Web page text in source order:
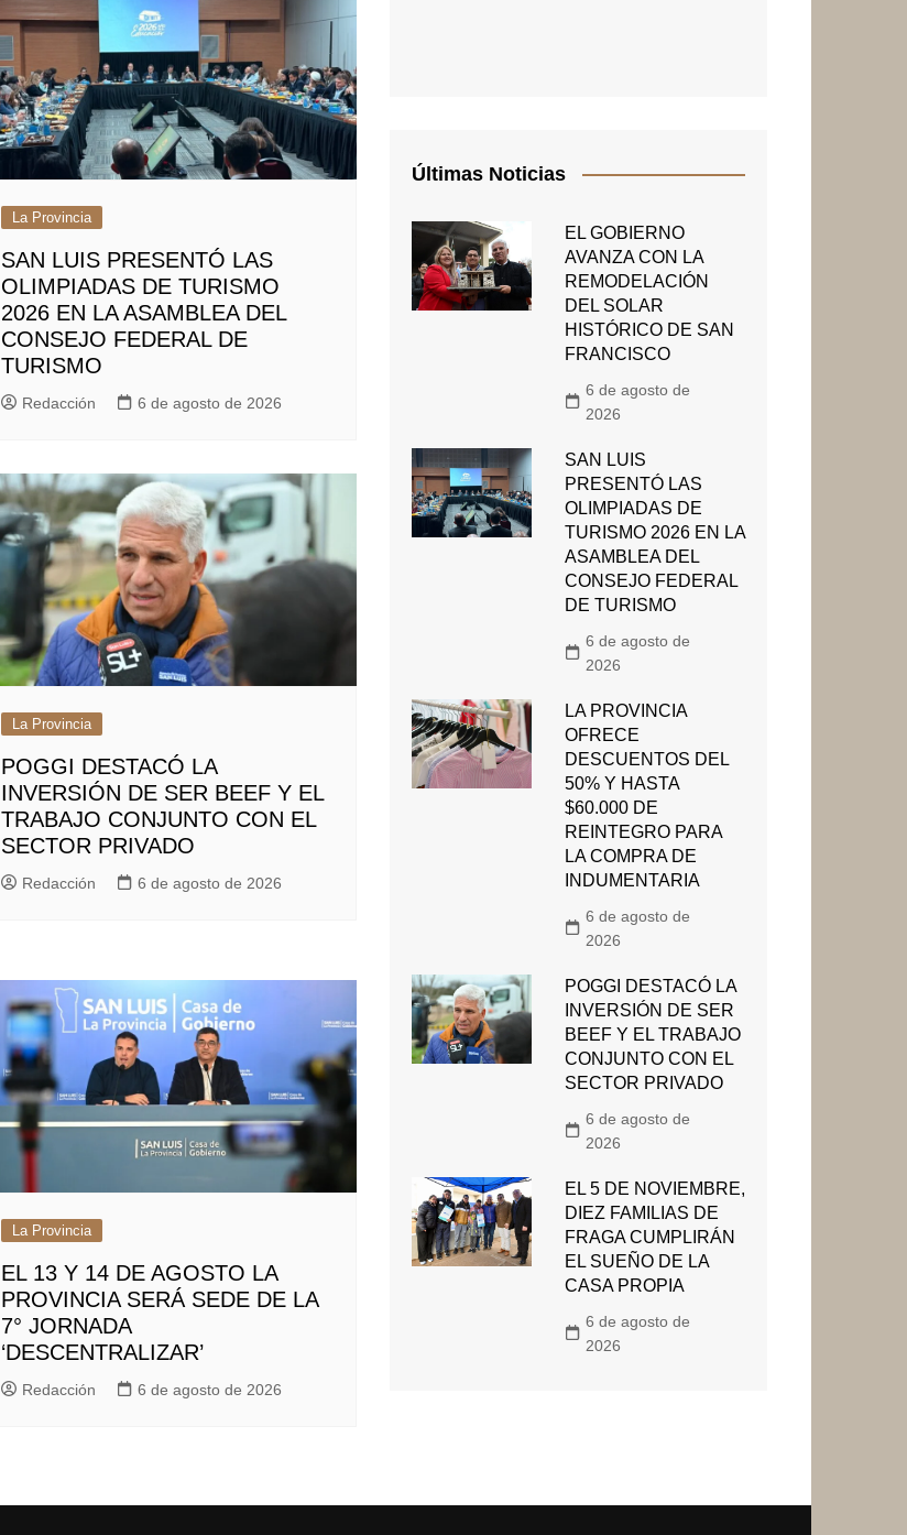
La Provincia
SAN LUIS PRESENTÓ LAS
OLIMPIADAS DE TURISMO
2026 EN LA ASAMBLEA DEL
CONSEJO FEDERAL DE
TURISMO
Redacción 6 de agosto de 2026
La Provincia
POGGI DESTACÓ LA
INVERSIÓN DE SER BEEF Y EL
TRABAJO CONJUNTO CON EL
SECTOR PRIVADO
Redacción 6 de agosto de 2026
La Provincia
EL 13 Y 14 DE AGOSTO LA
PROVINCIA SERÁ SEDE DE LA
7° JORNADA
‘DESCENTRALIZAR’
Redacción 6 de agosto de 2026
Últimas Noticias
EL GOBIERNO
AVANZA CON LA
REMODELACIÓN
DEL SOLAR
HISTÓRICO DE SAN
FRANCISCO
6 de agosto de
2026
SAN LUIS
PRESENTÓ LAS
OLIMPIADAS DE
TURISMO 2026 EN LA
ASAMBLEA DEL
CONSEJO FEDERAL
DE TURISMO
6 de agosto de
2026
LA PROVINCIA
OFRECE
DESCUENTOS DEL
50% Y HASTA
$60.000 DE
REINTEGRO PARA
LA COMPRA DE
INDUMENTARIA
6 de agosto de
2026
POGGI DESTACÓ LA
INVERSIÓN DE SER
BEEF Y EL TRABAJO
CONJUNTO CON EL
SECTOR PRIVADO
6 de agosto de
2026
EL 5 DE NOVIEMBRE,
DIEZ FAMILIAS DE
FRAGA CUMPLIRÁN
EL SUEÑO DE LA
CASA PROPIA
6 de agosto de
2026